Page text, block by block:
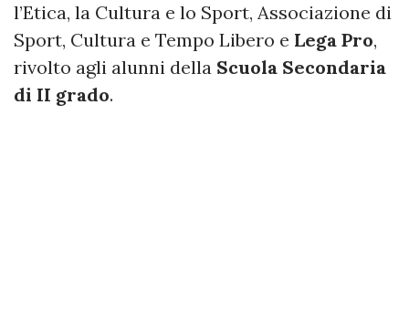
l’Etica, la Cultura e lo Sport, Associazione di
Sport, Cultura e Tempo Libero e Lega Pro,
rivolto agli alunni della Scuola Secondaria
di II grado.